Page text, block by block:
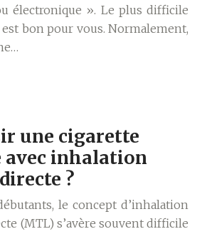
électronique ». Le plus difficile
bon pour vous. Normalement,
une cigarette
avec inhalation
?
le concept d’inhalation
(MTL) s’avère souvent difficile